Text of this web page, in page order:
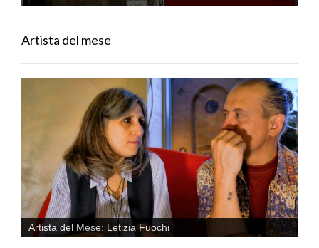
Artista del mese
Artista del Mese: Letizia Fuochi